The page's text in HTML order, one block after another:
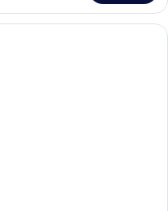
chambre d’hôtel avec un grand